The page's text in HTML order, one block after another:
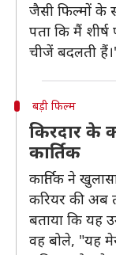
जैसी फिल्मों के
पता कि मैं शीर्ष
चीजें बदलती
बड़ी फिल्म
किरदार के
कार्तिक
कार्तिक ने
करियर की अब
बताया कि यह
वह बोले, "यह